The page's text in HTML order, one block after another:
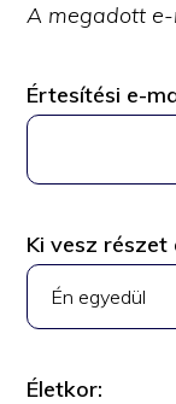
A megadott
Értesítési e-
Ki vesz részet
Életkor: